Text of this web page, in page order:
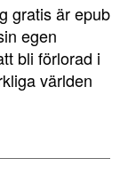
gratis är epub
egen
bli förlorad i
världen